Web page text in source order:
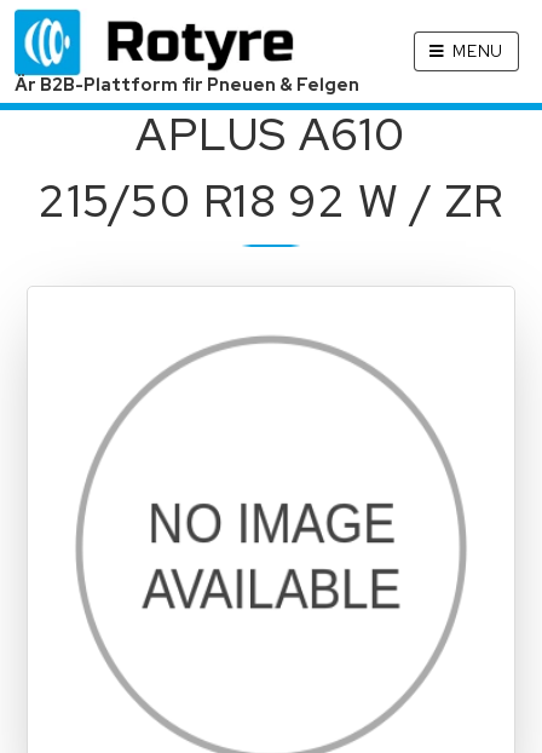
Är B2B-Plattform fir Pneuen & Felgen
MENU
APLUS A610
215/50 R18 92 W / ZR